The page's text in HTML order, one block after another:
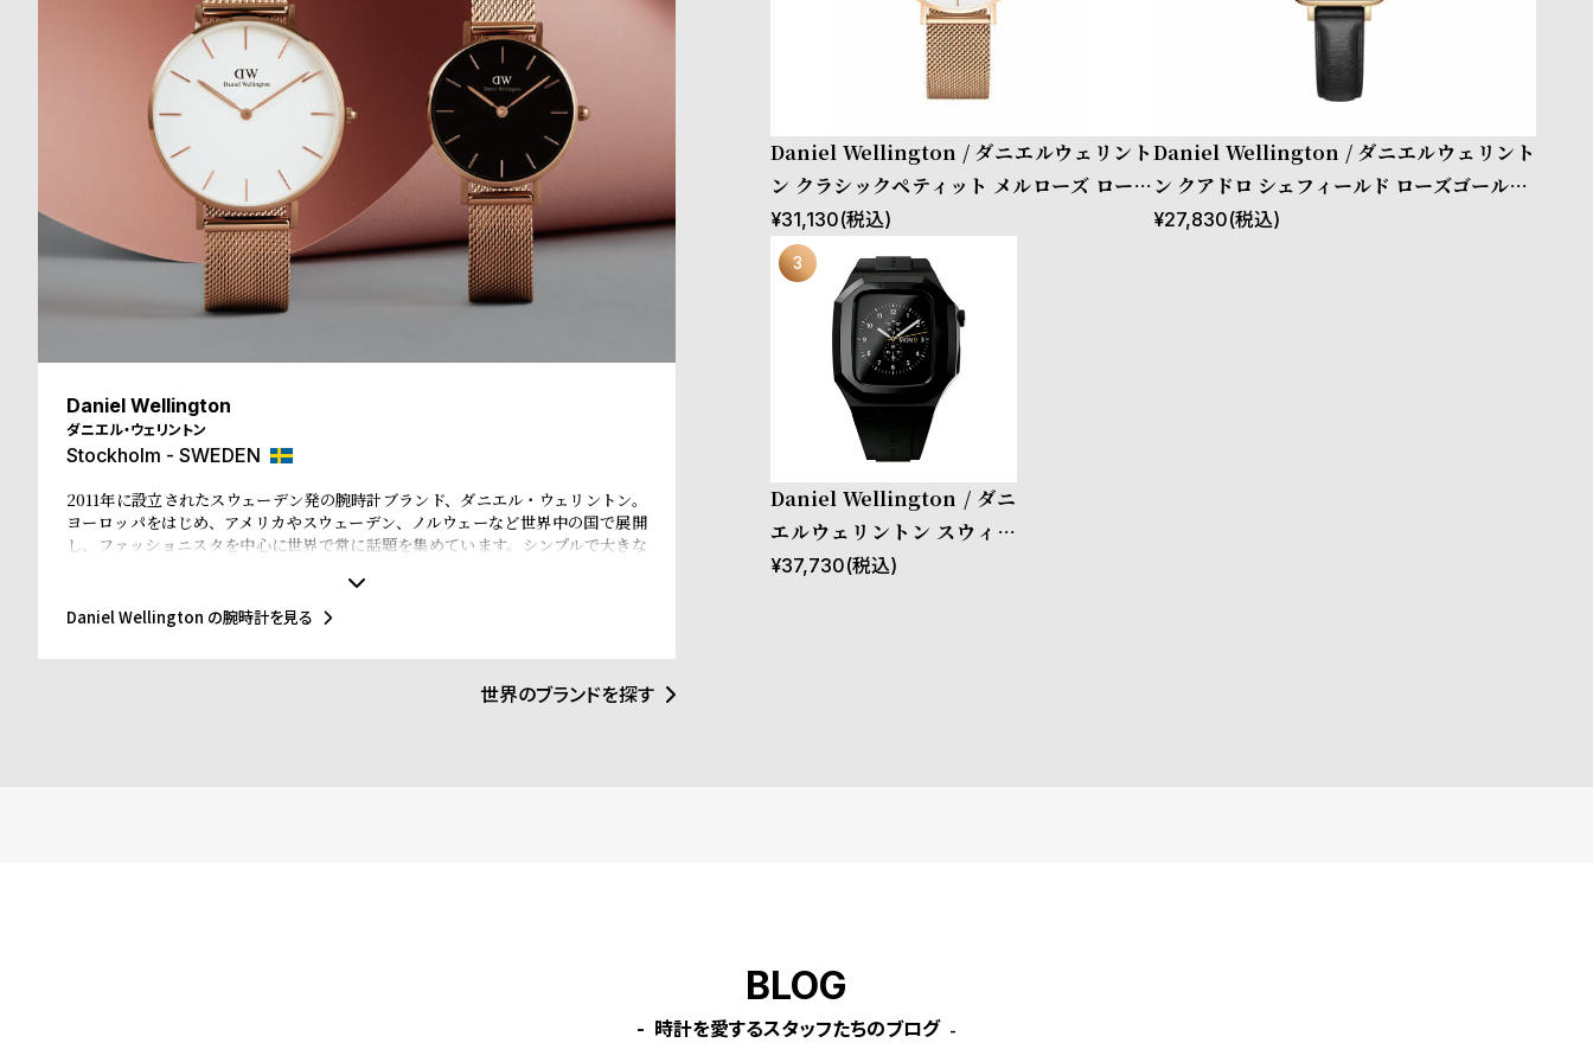
Daniel Wellington
ダニエル・ウェリントン
Stockholm - SWEDEN
2011年に設立されたスウェーデン発の腕時計ブランド、ダニエル・ウェリントン。
ヨーロッパをはじめ、アメリカやスウェーデン、ノルウェーなど世界中の国で展開
し、ファッショニスタを中心に世界で常に話題を集めています。シンプルで大きな
O タイプベルトというトレンドスタイルを築き、ファッションウォッチ界に革命を
もたらしました。スウェーデンにおけるシンプルでタイムレスなデザインとイギリ
スの伝統的で紳士的なスタイルの融合が、高級感を演出し、ミニマリズムが時代を
超えて愛されるデザインであることを証明しています。
Daniel Wellington の腕時計を見る
世界のブランドを探す
Daniel Wellington / ダニエルウェリント
ン クラシックペティット メルローズ ローズ
ゴールド 32mm
¥31,130(税込)
Daniel Wellington / ダニエルウェリント
ン クアドロ シェフィールド ローズゴールド/
ホワイト 20mm
¥27,830(税込)
Daniel Wellington / ダニ
エルウェリントン スウィッ
チ 40mm Apple watch ア
¥37,730(税込)
BLOG
時計を愛するスタッフたちのブログ